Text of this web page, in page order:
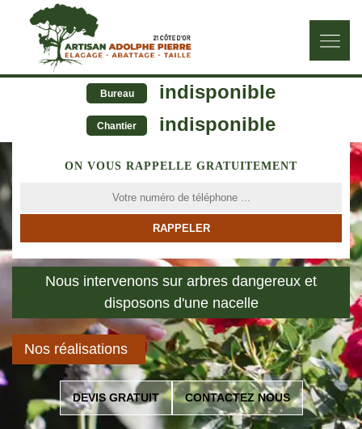
Bureau indisponible
Chantier indisponible
ON VOUS RAPPELLE GRATUITEMENT
Nous intervenons sur arbres dangereux et
disposons d'une nacelle
Nos réalisations
DEVIS GRATUIT CONTACTEZ NOUS